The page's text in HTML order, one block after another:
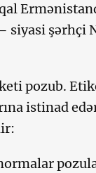
siyasi şərhçi
pozub.
istinad